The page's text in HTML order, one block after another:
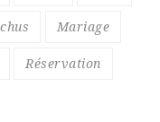
Mariage
Réservation